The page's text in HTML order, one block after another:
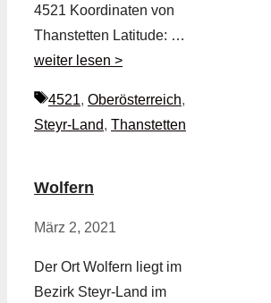
4521 Koordinaten von
Thanstetten Latitude: …
weiter lesen >
Schlagwörter
4521, Oberösterreich,
Steyr-Land, Thanstetten
Wolfern
März 2, 2021
Der Ort Wolfern liegt im
Bezirk Steyr-Land im